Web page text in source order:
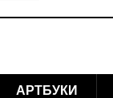
АРТБУКИ